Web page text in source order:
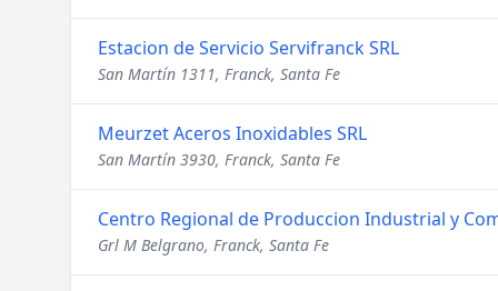
Estacion de Servicio Servifranck SRL
San Martín 1311, Franck, Santa Fe
Meurzet Aceros Inoxidables SRL
San Martín 3930, Franck, Santa Fe
Centro Regional de Produccion Industrial y
Grl M Belgrano, Franck, Santa Fe